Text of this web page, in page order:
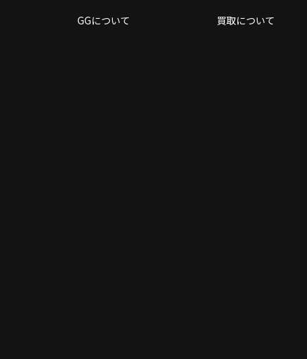
GGについて 買取について